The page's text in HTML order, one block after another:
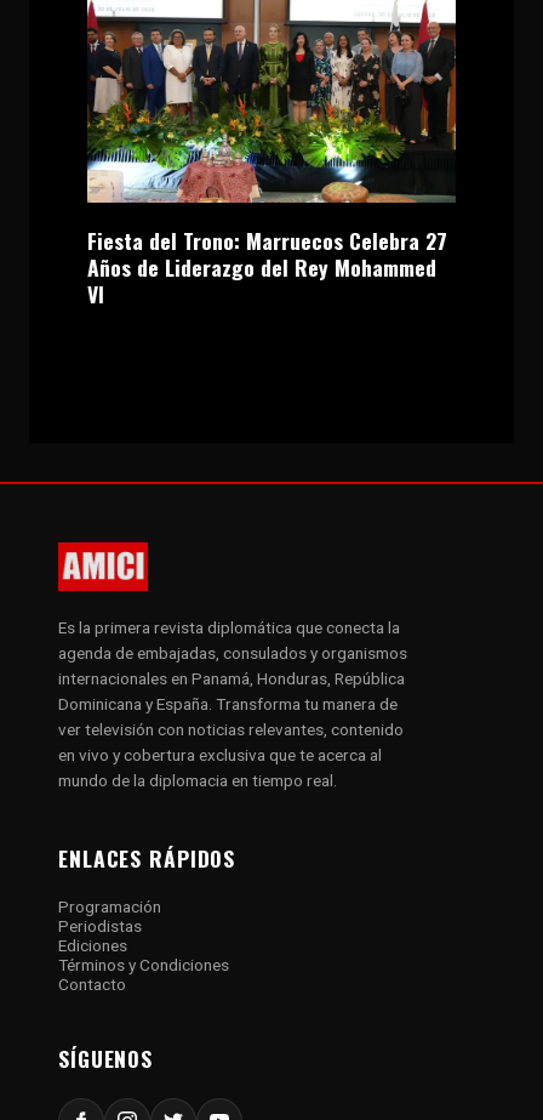
Fiesta del Trono: Marruecos Celebra 27
Años de Liderazgo del Rey Mohammed
VI
Es la primera revista diplomática que conecta la
agenda de embajadas, consulados y organismos
internacionales en Panamá, Honduras, República
Dominicana y España. Transforma tu manera de
ver televisión con noticias relevantes, contenido
en vivo y cobertura exclusiva que te acerca al
mundo de la diplomacia en tiempo real.
ENLACES RÁPIDOS
Programación
Periodistas
Ediciones
Términos y Condiciones
Contacto
SÍGUENOS